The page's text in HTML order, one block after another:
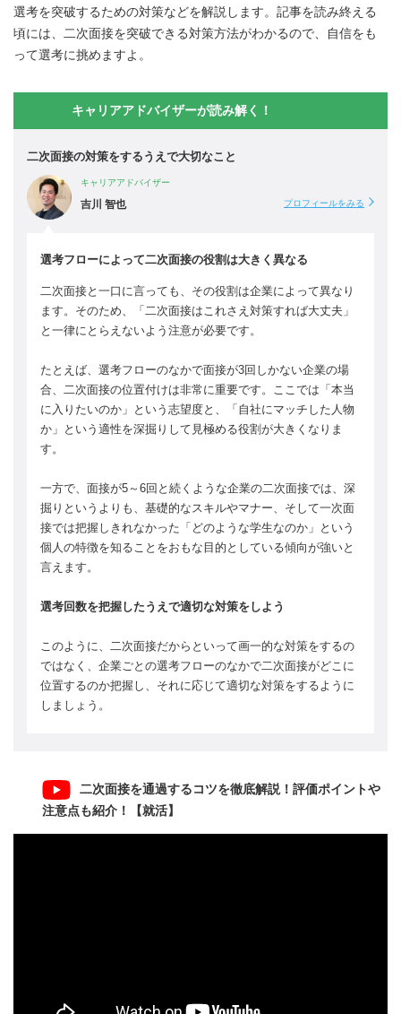
選考を突破するための対策などを解説します。記事を読み終える
頃には、二次面接を突破できる対策方法がわかるので、自信をも
って選考に挑めますよ。
キャリアアドバイザーが読み解く！
二次面接の対策をするうえで大切なこと
キャリアアドバイザー
吉川 智也 プロフィールをみる
選考フローによって二次面接の役割は大きく異なる
二次面接と一口に言っても、その役割は企業によって異なり
ます。そのため、「二次面接はこれさえ対策すれば大丈夫」
と一律にとらえないよう注意が必要です。
たとえば、選考フローのなかで面接が3回しかない企業の場
合、二次面接の位置付けは非常に重要です。ここでは「本当
に入りたいのか」という志望度と、「自社にマッチした人物
か」という適性を深掘りして見極める役割が大きくなりま
す。
一方で、面接が5～6回と続くような企業の二次面接では、深
掘りというよりも、基礎的なスキルやマナー、そして一次面
接では把握しきれなかった「どのような学生なのか」という
個人の特徴を知ることをおもな目的としている傾向が強いと
言えます。
選考回数を把握したうえで適切な対策をしよう
このように、二次面接だからといって画一的な対策をするの
ではなく、企業ごとの選考フローのなかで二次面接がどこに
位置するのか把握し、それに応じて適切な対策をするように
しましょう。
二次面接を通過するコツを徹底解説！評価ポイントや
注意点も紹介！【就活】